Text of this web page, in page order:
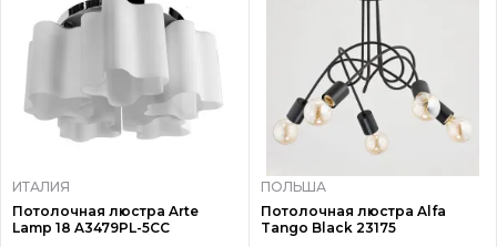
ИТАЛИЯ
Потолочная люстра Arte
Lamp 18 A3479PL-5CC
ПОЛЬША
Потолочная люстра Alfa
Tango Black 23175